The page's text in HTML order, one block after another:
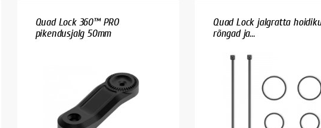
Quad Lock 360™ PRO
pikendusjalg 50mm
Quad Lock jalgratta
rõngad ja...